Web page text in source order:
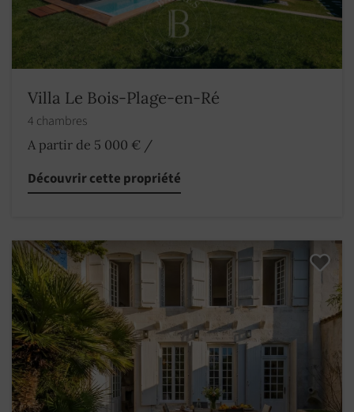
Villa Le Bois-Plage-en-Ré
4 chambres
A partir de 5 000 € /
Découvrir cette propriété